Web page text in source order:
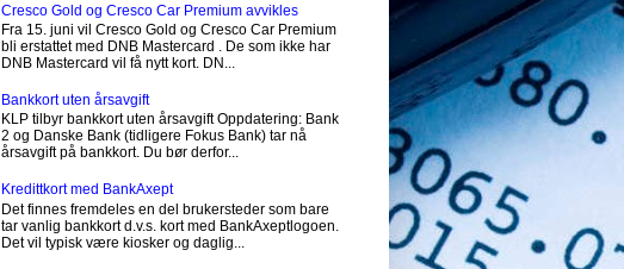
Cresco Gold og Cresco Car Premium avvikles
Fra 15. juni vil Cresco Gold og Cresco Car Premium
bli erstattet med DNB Mastercard . De som ikke har
DNB Mastercard vil få nytt kort. DN...
Bankkort uten årsavgift
KLP tilbyr bankkort uten årsavgift Oppdatering: Bank
2 og Danske Bank (tidligere Fokus Bank) tar nå
årsavgift på bankkort. Du bør derfor...
Kredittkort med BankAxept
Det finnes fremdeles en del brukersteder som bare
tar vanlig bankkort d.v.s. kort med BankAxeptlogoen.
Det vil typisk være kiosker og daglig...